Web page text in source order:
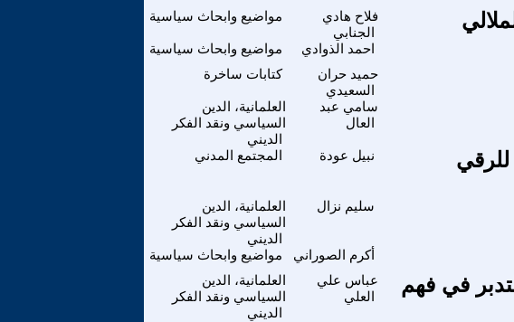
مواضيع وابحاث سياسية
فلاح هادي
الجنابي
مواضيع وابحاث سياسية احمد الذوادي
كتابات ساخرة
حميد حران
السعيدي
العلمانية، الدين
السياسي ونقد الفكر
الديني
سامي عبد
العال
المجتمع المدني نبيل عودة
للرقي
العلمانية، الدين
السياسي ونقد الفكر
الديني
سليم نزال
مواضيع وابحاث سياسية أكرم الصوراني
العلمانية، الدين
السياسي ونقد الفكر
الديني
عباس علي
العلي
في فهم